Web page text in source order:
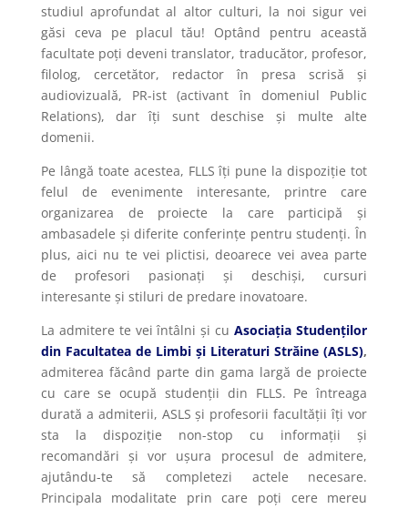
studiul aprofundat al altor culturi, la noi sigur vei
găsi ceva pe placul tău! Optând pentru această
facultate poți deveni translator, traducător, profesor,
filolog, cercetător, redactor în presa scrisă și
audiovizuală, PR-ist (activant în domeniul Public
Relations), dar îți sunt deschise și multe alte
domenii.
Pe lângă toate acestea, FLLS îți pune la dispoziție tot
felul de evenimente interesante, printre care
organizarea de proiecte la care participă și
ambasadele și diferite conferințe pentru studenți. În
plus, aici nu te vei plictisi, deoarece vei avea parte
de profesori pasionați și deschiși, cursuri
interesante și stiluri de predare inovatoare.
La admitere te vei întâlni și cuAsociația Studenților
din Facultatea de Limbi și Literaturi Străine (ASLS),
admiterea făcând parte din gama largă de proiecte
cu care se ocupă studenții din FLLS. Pe întreaga
durată a admiterii, ASLS și profesorii facultății îți vor
sta la dispoziție non-stop cu informații și
recomandări și vor ușura procesul de admitere,
ajutându-te să completezi actele necesare.
Principala modalitate prin care poți cere mereu